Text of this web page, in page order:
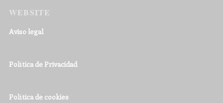
WEBSITE
Aviso legal
Política de Privacidad
Política de cookies